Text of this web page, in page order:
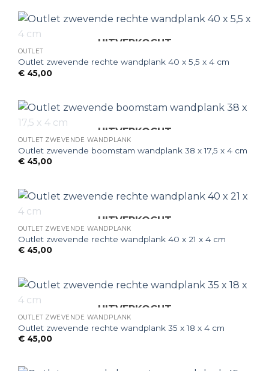
UITVERKOCHT
OUTLET
Outlet zwevende rechte wandplank 40 x 5,5 x 4 cm
€45,00
UITVERKOCHT
OUTLET ZWEVENDE WANDPLANK
Outlet zwevende boomstam wandplank 38 x 17,5 x 4 cm
€45,00
UITVERKOCHT
OUTLET ZWEVENDE WANDPLANK
Outlet zwevende rechte wandplank 40 x 21 x 4 cm
€45,00
UITVERKOCHT
OUTLET ZWEVENDE WANDPLANK
Outlet zwevende rechte wandplank 35 x 18 x 4 cm
€45,00